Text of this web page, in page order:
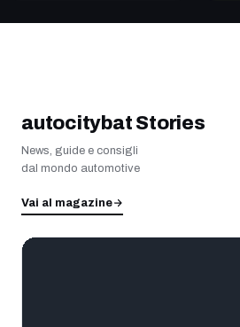
autocitybat Stories
News, guide e consigli
dal mondo automotive
Vai al magazine